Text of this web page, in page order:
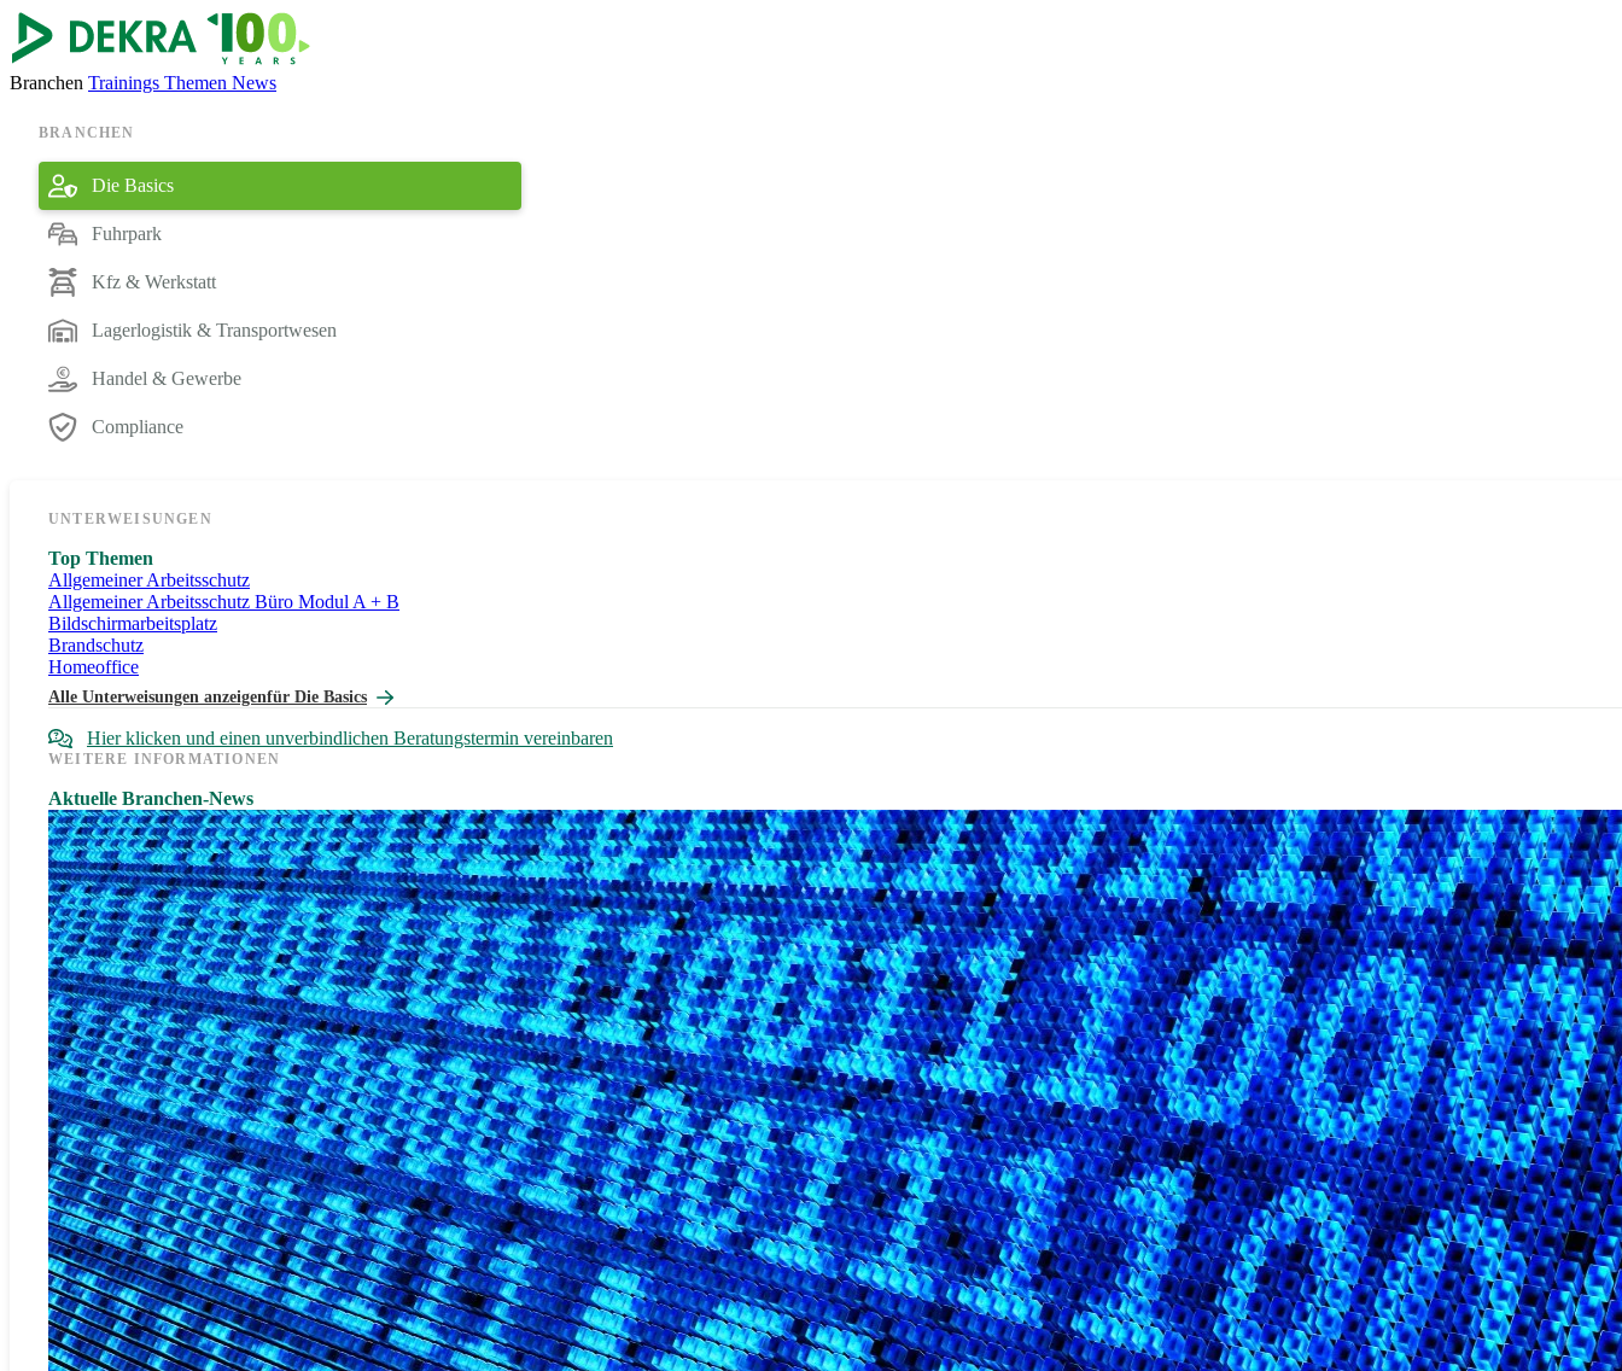
Branchen Trainings Themen News
BRANCHEN
Die Basics
Fuhrpark
Kfz & Werkstatt
Lagerlogistik & Transportwesen
Handel & Gewerbe
Compliance
UNTERWEISUNGEN
Top Themen
Allgemeiner Arbeitsschutz
Allgemeiner Arbeitsschutz Büro Modul A + B
Bildschirmarbeitsplatz
Brandschutz
Homeoffice
Alle Unterweisungen anzeigenfür Die Basics
Hier klicken und einen unverbindlichen Beratungstermin vereinbaren
WEITERE INFORMATIONEN
Aktuelle Branchen-News